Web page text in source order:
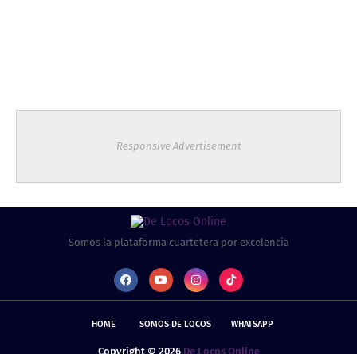
Responsive Advertisement
Somos la plataforma cuartetera por excelencia
HOME SOMOS DE LOCOS WHATSAPP
Copyright © 2026 De Locos Online